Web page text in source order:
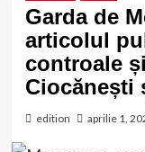
Garda de
articolul
controale
Ciocănești
edition aprilie 1,